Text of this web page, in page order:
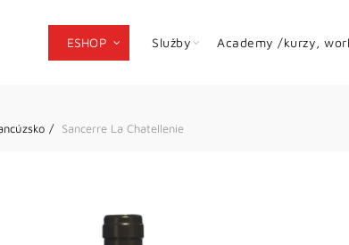
ESHOP Služby Academy /kurzy,
Sancerre La Chatellenie